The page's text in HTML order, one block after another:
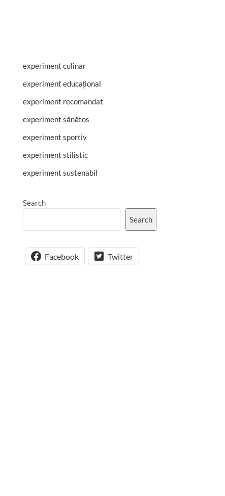
experiment culinar
experiment educațional
experiment recomandat
experiment sănătos
experiment sportiv
experiment stilistic
experiment sustenabil
Search
Search
Facebook Twitter